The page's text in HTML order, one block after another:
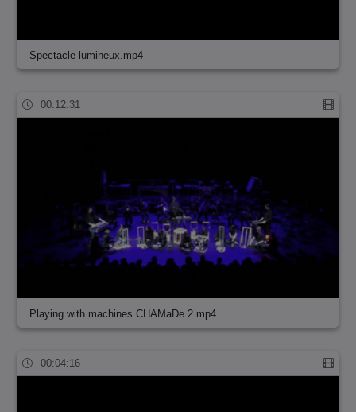
Spectacle-lumineux.mp4
00:12:31
Playing with machines CHAMaDe 2.mp4
00:04:16